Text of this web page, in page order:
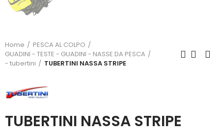
Home
PESCA AL COLPO
GUADINI - TESTE - GUADINI - NASSE DA PESCA
- tubertini
TUBERTINI NASSA STRIPE
TUBERTINI NASSA STRIPE